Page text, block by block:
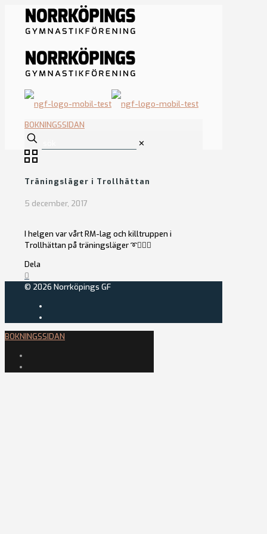
BOKNINGSSIDAN
✕
Träningsläger i Trollhättan
5 december, 2017
I helgen var vårt RM-lag och killtruppen i
Trollhättan på träningsläger ➰🤸🏻‍♀️
Dela
0
© 2026 Norrköpings GF
BOKNINGSSIDAN